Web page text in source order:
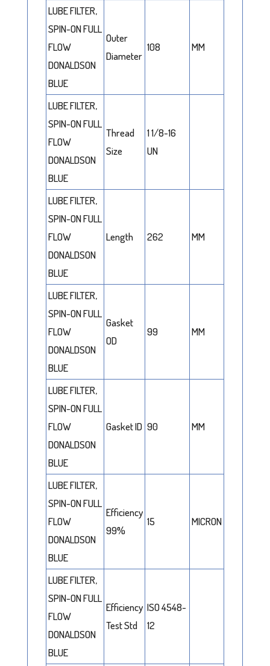
LUBE FILTER,
SPIN-ON FULL
FLOW
DONALDSON
BLUE
Outer
Diameter
108 MM
LUBE FILTER,
SPIN-ON FULL
FLOW
DONALDSON
BLUE
Thread
Size
1 1/8-16
UN
LUBE FILTER,
SPIN-ON FULL
FLOW
DONALDSON
BLUE
Length 262 MM
LUBE FILTER,
SPIN-ON FULL
FLOW
DONALDSON
BLUE
Gasket
OD
99 MM
LUBE FILTER,
SPIN-ON FULL
FLOW
DONALDSON
BLUE
Gasket ID 90 MM
LUBE FILTER,
SPIN-ON FULL
FLOW
DONALDSON
BLUE
Efficiency
99%
15 MICRON
LUBE FILTER,
SPIN-ON FULL
FLOW
DONALDSON
BLUE
Efficiency
Test Std
ISO 4548-
12